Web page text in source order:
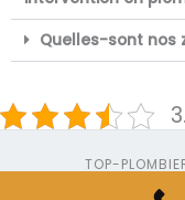
Quelles-sont nos
TOP-